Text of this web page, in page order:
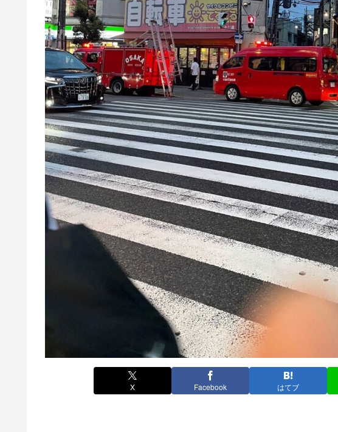
X Facebook はてブ